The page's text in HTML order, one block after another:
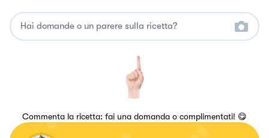
Commenta la ricetta: fai una domanda o complimentati! 😋